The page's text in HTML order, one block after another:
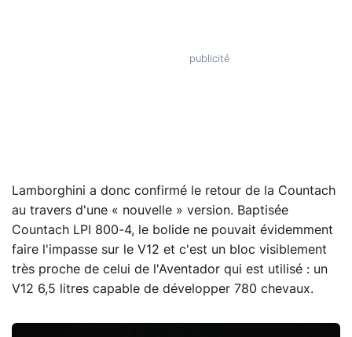
Lamborghini a donc confirmé le retour de la Countach
au travers d'une « nouvelle » version. Baptisée
Countach LPI 800-4, le bolide ne pouvait évidemment
faire l'impasse sur le V12 et c'est un bloc visiblement
très proche de celui de l'Aventador qui est utilisé : un
V12 6,5 litres capable de développer 780 chevaux.